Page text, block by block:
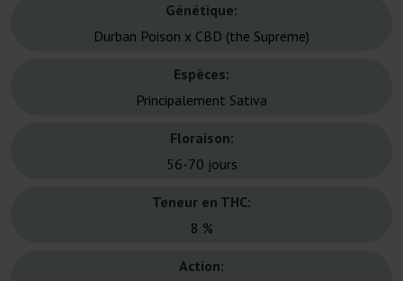
Génétique:
Durban Poison x CBD (the Supreme)
Espèces:
Principalement Sativa
Floraison:
56-70 jours
Teneur en THC:
8 %
Action: